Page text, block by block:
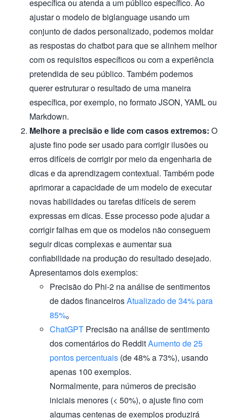
específica ou atenda a um público específico. Ao
ajustar o modelo de biglanguage usando um
conjunto de dados personalizado, podemos moldar
as respostas do chatbot para que se alinhem melhor
com os requisitos específicos ou com a experiência
pretendida de seu público. Também podemos
querer estruturar o resultado de uma maneira
específica, por exemplo, no formato JSON, YAML ou
Markdown.
Melhore a precisão e lide com casos extremos: O
ajuste fino pode ser usado para corrigir ilusões ou
erros difíceis de corrigir por meio da engenharia de
dicas e da aprendizagem contextual. Também pode
aprimorar a capacidade de um modelo de executar
novas habilidades ou tarefas difíceis de serem
expressas em dicas. Esse processo pode ajudar a
corrigir falhas em que os modelos não conseguem
seguir dicas complexas e aumentar sua
confiabilidade na produção do resultado desejado.
Apresentamos dois exemplos:
Precisão do Phi-2 na análise de sentimentos
de dados financeirosAtualizado de 34% para
85%。
ChatGPT Precisão na análise de sentimento
dos comentários do RedditAumento de 25
pontos percentuais (de 48% a 73%), usando
apenas 100 exemplos.
Normalmente, para números de precisão
iniciais menores (< 50%), o ajuste fino com
algumas centenas de exemplos produzirá